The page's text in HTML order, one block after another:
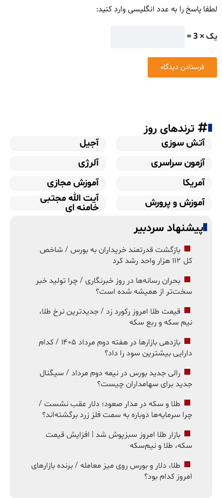
لطفا پاسخ را به عدد انگلیسی وارد کنید:
یک × 3 =
ترندهای روز
آتش سوزی
آجیل
آزمون سراسری
آلرژی
آمریکا
آموزش مجازی
آموزش و پرورش
آیت الله مجتبی
خامنه ای
پیشنهاد سردبیر
بازگشت قدرتمند خریداران به بورس / شاخص
کل ۱۱۲ هزار واحد رشد کرد
بحران رسانه‌ها در روز خبرنگاری / چرا تولید خبر
سخت‌تر از همیشه شده است؟
قیمت طلا امروز رکورد زد / جدیدترین نرخ طلا،
نیم سکه و ربع سکه
بازدهی بازارها در هفته دوم مرداد ۱۴۰۵ / کدام
دارایی بیشترین سود را داد؟
رالی جدید بورس در نیمه دوم مرداد / سیگنال
جدید برای سهامداران چیست؟
طلا و سکه در مدار صعود؛ دلار عقب نشست /
چرا سرمایه‌ها دوباره به سمت فلز زرد برگشته‌اند؟
بازار طلا امروز سبزپوش شد | افزایش قیمت
سکه، طلا و نیم‌سکه
طلا، دلار و بورس روی میز معامله / برنده بازارهای
امروز کدام بود؟